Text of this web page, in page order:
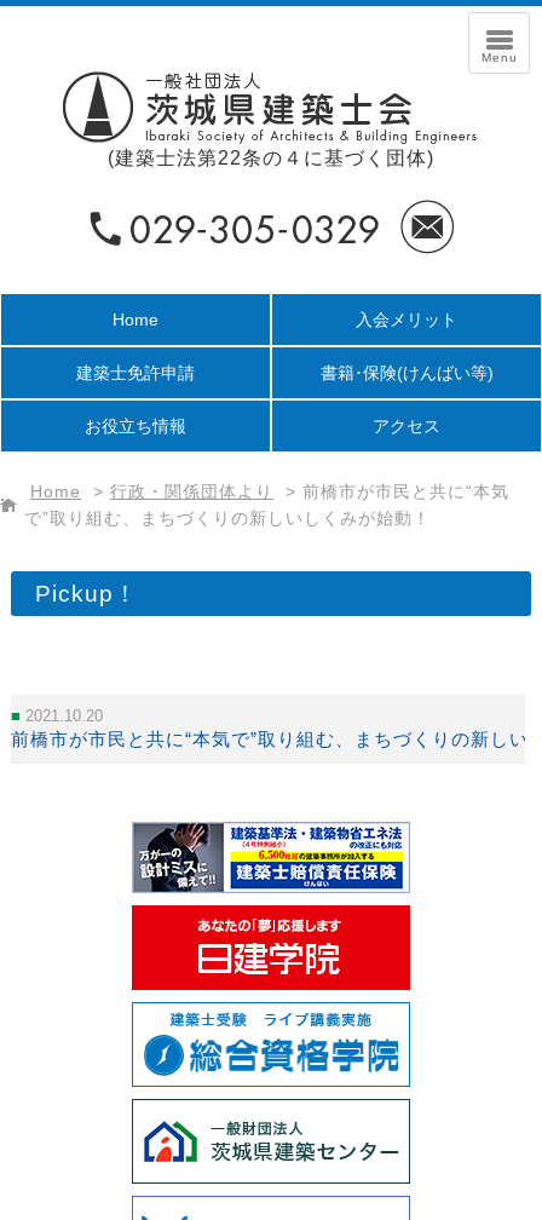
(建築士法第22条の４に基づく団体)
Home 入会メリット
建築士免許申請 書籍･保険(けんばい等)
お役立ち情報 アクセス
Home > 行政・関係団体より > 前橋市が市民と共に“本気
で”取り組む、まちづくりの新しいしくみが始動！
Pickup！
2021.10.20
前橋市が市民と共に“本気で”取り組む、まちづくりの新しい